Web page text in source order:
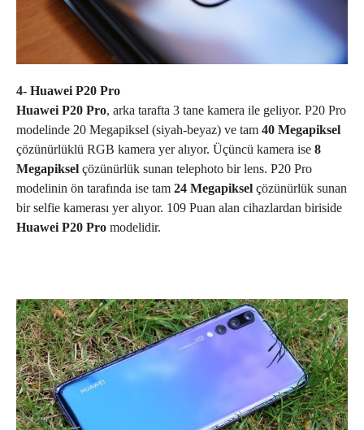
4- Huawei P20 Pro
Huawei P20 Pro, arka tarafta 3 tane kamera ile geliyor. P20 Pro
modelinde 20 Megapiksel (siyah-beyaz) ve tam 40 Megapiksel
çözünürlüklü RGB kamera yer alıyor. Üçüncü kamera ise 8
Megapiksel çözünürlük sunan telephoto bir lens. P20 Pro
modelinin ön tarafında ise tam 24 Megapiksel çözünürlük sunan
bir selfie kamerası yer alıyor. 109 Puan alan cihazlardan biriside
Huawei P20 Pro modelidir.